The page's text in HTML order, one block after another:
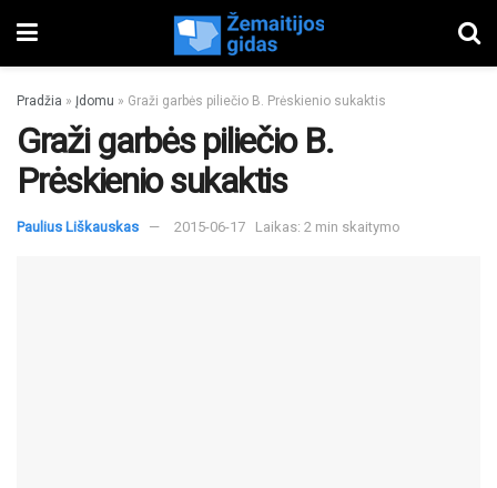
Pradžia » Įdomu » Graži garbės piliečio B. Prėskienio sukaktis
Graži garbės piliečio B.
Prėskienio sukaktis
Paulius Liškauskas 2015-06-17 Laikas: 2 min skaitymo